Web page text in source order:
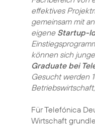
effektives
gemeinsam mit
eigene Startup-
können sich
Graduate bei
Gesucht werden
Für Telefónica
Wirtschaft